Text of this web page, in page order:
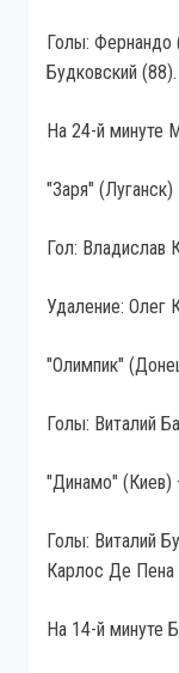
Голы: Фернандо
Будковский (88).
На 24-й минуте
"Заря"
Гол: Владислав
Удаление: Олег
"Олимпик"
Голы: Виталий
"Динамо" (Киев)
Голы: Виталий
Карлос Де Пена
На 14-й минуте